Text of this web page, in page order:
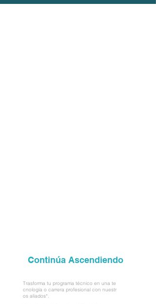
Continúa Ascendiendo
Trasforma tu programa técnico en una te
cnología o carrera profesional con nuestr
os aliados*.